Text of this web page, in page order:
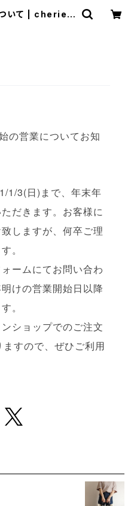
いて | cherie a
の営業についてお知
1/3(日)まで、年末年
だきます。お客様に
しますが、何卒ご理
。
ームにてお問い合わ
けの営業開始日以降
。
ショップでのご注文
すので、ぜひご利用